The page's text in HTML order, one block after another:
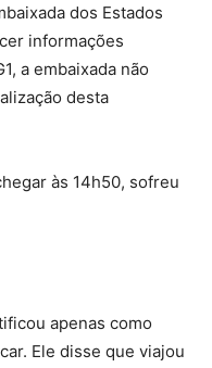
dos Estados
informações
a embaixada não
desta
às 14h50, sofreu
apenas como
Ele disse que viajou